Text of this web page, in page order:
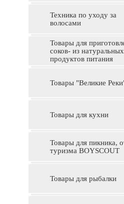
Техника по уходу за
волосами
Товары для
соков- из натуральных
продуктов питания
Товары "Великие
Товары для кухни
Товары для пикника,
туризма BOYSCOUT
Товары для рыбалки